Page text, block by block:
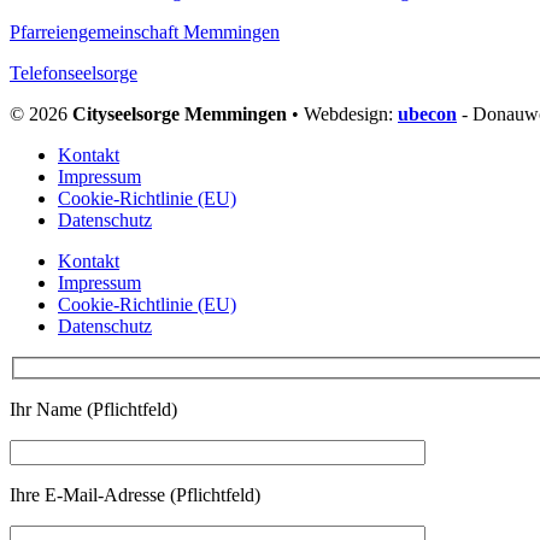
Pfarreiengemeinschaft Memmingen
Telefonseelsorge
© 2026 Cityseelsorge Memmingen • Webdesign: ubecon -
Kontakt
Impressum
Cookie-Richtlinie (EU)
Datenschutz
Kontakt
Impressum
Cookie-Richtlinie (EU)
Datenschutz
Ihr Name (Pflichtfeld)
Ihre E-Mail-Adresse (Pflichtfeld)